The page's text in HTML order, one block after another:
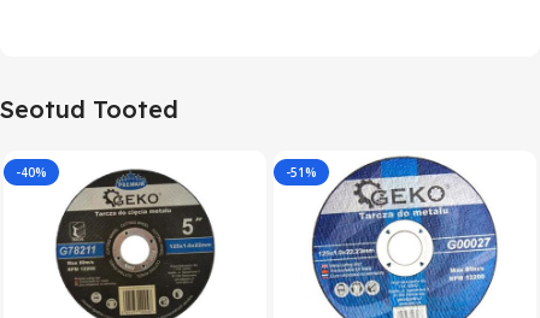
Seotud Tooted
-40% -51%